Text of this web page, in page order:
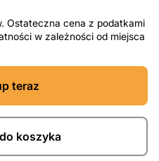
Ostateczna cena z podatkami
w zależności od miejsca
teraz
koszyka